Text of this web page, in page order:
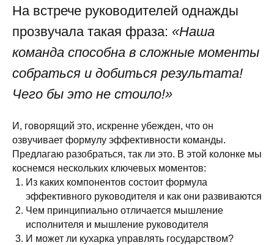
На встрече руководителей однажды
прозвучала такая фраза: «Наша
команда способна в сложные моменты
собраться и добиться результата!
Чего бы это не стоило!»
И, говорящий это, искренне убежден, что он
озвучивает формулу эффективности команды.
Предлагаю разобраться, так ли это. В этой колонке мы
коснемся нескольких ключевых моментов:
Из каких компонентов состоит формула
эффективного руководителя и как они развиваются
Чем принципиально отличается мышление
исполнителя и мышление руководителя
И может ли кухарка управлять государством?